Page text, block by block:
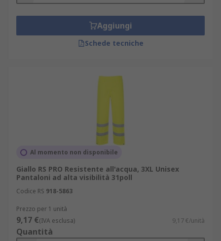
Aggiungi
Schede tecniche
Al momento non disponibile
Giallo RS PRO Resistente all'acqua, 3XL Unisex
Pantaloni ad alta visibilità 31poll
Codice RS 918-5863
Prezzo per 1 unità
9,17 €(IVA esclusa) 9,17 €/unità
Quantità